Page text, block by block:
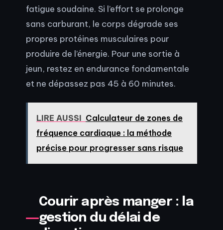
fatigue soudaine. Si l’effort se prolonge
sans carburant, le corps dégrade ses
propres protéines musculaires pour
produire de l’énergie. Pour une sortie à
jeun, restez en endurance fondamentale
et ne dépassez pas 45 à 60 minutes.
LIRE AUSSI Calculateur de zones de
fréquence cardiaque : la méthode
précise pour progresser sans risque
Courir après manger : la
gestion du délai de